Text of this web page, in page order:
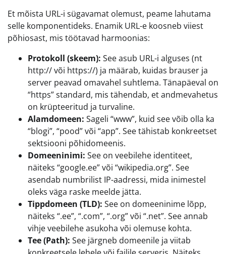
Et mõista URL-i sügavamat olemust, peame lahutama
selle komponentideks. Enamik URL-e koosneb viiest
põhiosast, mis töötavad harmoonias:
Protokoll (skeem): See asub URL-i alguses (nt
http:// või https://) ja määrab, kuidas brauser ja
server peavad omavahel suhtlema. Tänapäeval on
“https” standard, mis tähendab, et andmevahetus
on krüpteeritud ja turvaline.
Alamdomeen: Sageli “www”, kuid see võib olla ka
“blogi”, “pood” või “app”. See tähistab konkreetset
sektsiooni põhidomeenis.
Domeeninimi: See on veebilehe identiteet,
näiteks “google.ee” või “wikipedia.org”. See
asendab numbrilist IP-aadressi, mida inimestel
oleks väga raske meelde jätta.
Tippdomeen (TLD): See on domeeninime lõpp,
näiteks “.ee”, “.com”, “.org” või “.net”. See annab
vihje veebilehe asukoha või olemuse kohta.
Tee (Path): See järgneb domeenile ja viitab